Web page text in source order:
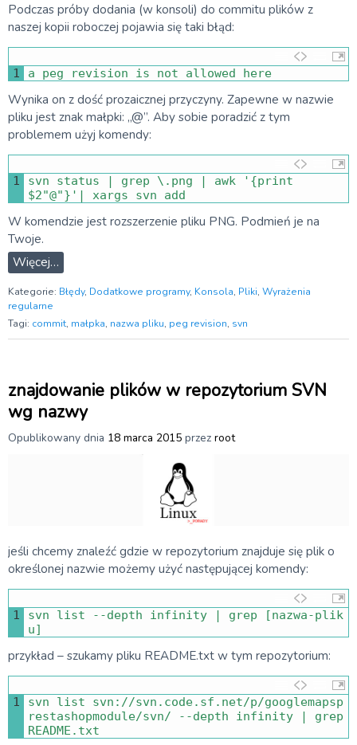
Podczas próby dodania (w konsoli) do commitu plików z
naszej kopii roboczej pojawia się taki błąd:
1 a peg revision is not allowed here
Wynika on z dość prozaicznej przyczyny. Zapewne w nazwie
pliku jest znak małpki: „@”. Aby sobie poradzić z tym
problemem użyj komendy:
1 svn status | grep \ . png | awk
'{print
$2"@"}' | xargs svn add
W komendzie jest rozszerzenie pliku PNG. Podmień je na
Twoje.
Więcej…
Kategorie: Błędy, Dodatkowe programy, Konsola, Pliki, Wyrażenia
regularne
Tagi: commit, małpka, nazwa pliku, peg revision, svn
znajdowanie plików w repozytorium SVN
wg nazwy
Opublikowany dnia 18 marca 2015 przez root
jeśli chcemy znaleźć gdzie w repozytorium znajduje się plik o
określonej nazwie możemy użyć następującej komendy:
1 svn list --depth infinity | grep [nazwa-plik
u]
przykład – szukamy pliku README.txt w tym repozytorium:
1 svn list svn : //svn.code.sf.net/p/googlemapsp
restashopmodule/svn/ --depth infinity | grep
README.txt